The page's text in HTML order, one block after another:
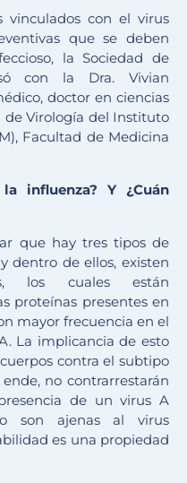
vinculados con el virus
que se deben
la Sociedad de
con la Dra. Vivian
doctor en ciencias
de Virología del Instituto
Facultad de Medicina
influenza? Y ¿Cuán
que hay tres tipos de
dentro de ellos, existen
los cuales están
proteínas presentes en
mayor frecuencia en el
La implicancia de esto
contra el subtipo
no contrarrestarán
de un virus A
son ajenas al virus
es una propiedad